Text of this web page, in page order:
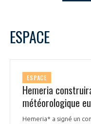
NOTRE VISION
NOS MISSIONS
ORGANISATION
LE CONSEIL DU GIFAS
FONCTIONNEMENT
25
ESPACE
ESPACE
Hemeria
météorologique
Hemeria* a signé un
votre réseau au
OUI